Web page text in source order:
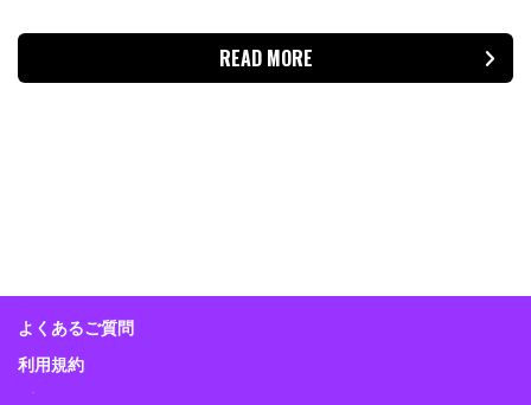
READ MORE
よくあるご質問
利用規約
プライバシーポリシー